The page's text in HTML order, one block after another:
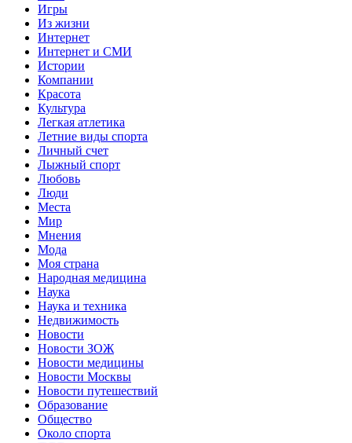
Игры
Из жизни
Интернет
Интернет и СМИ
Истории
Компании
Красота
Культура
Легкая атлетика
Летние виды спорта
Личный счет
Лыжный спорт
Любовь
Люди
Места
Мир
Мнения
Мода
Моя страна
Народная медицина
Наука
Наука и техника
Недвижимость
Новости
Новости ЗОЖ
Новости медицины
Новости Москвы
Новости путешествий
Образование
Общество
Около спорта